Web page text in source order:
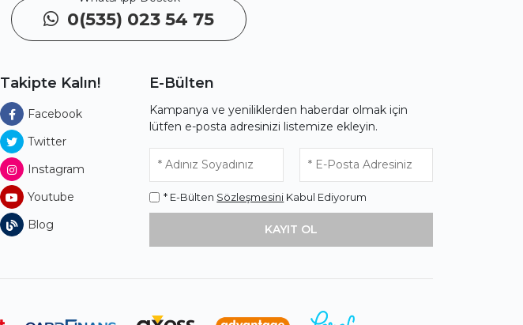
0(535) 023 54 75
Takipte Kalın!
Facebook
Twitter
Instagram
Youtube
Blog
E-Bülten
Kampanya ve yeniliklerden haberdar olmak için
lütfen e-posta adresinizi listemize ekleyin.
* E-Bülten Sözleşmesini Kabul Ediyorum